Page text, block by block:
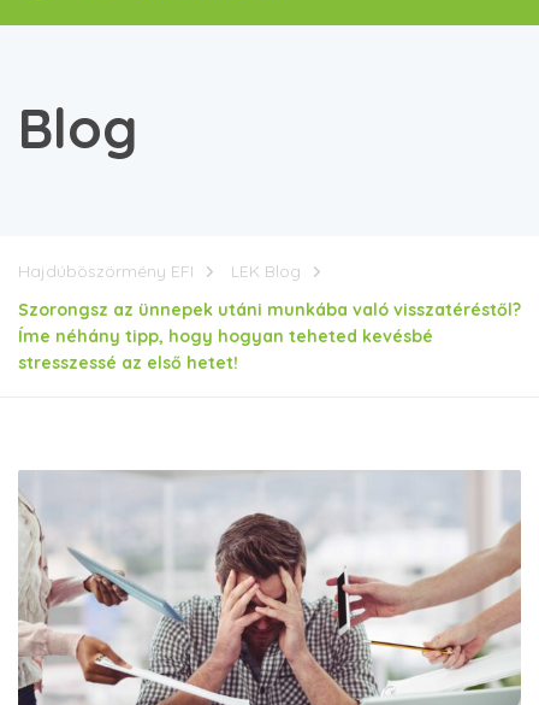
Blog
Hajdúböszörmény EFI
LEK Blog
Szorongsz az ünnepek utáni munkába való visszatéréstől?
Íme néhány tipp, hogy hogyan teheted kevésbé
stresszessé az első hetet!